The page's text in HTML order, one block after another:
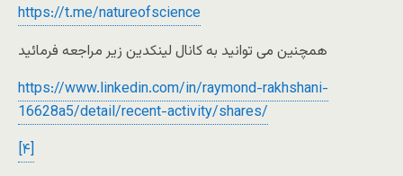
https://t.me/natureofscience
همچنین می توانید به کانال لینکدین زیر مراجعه فرمائید
https://www.linkedin.com/in/raymond-rakhshani-
16628a5/detail/recent-activity/shares/
[۴]